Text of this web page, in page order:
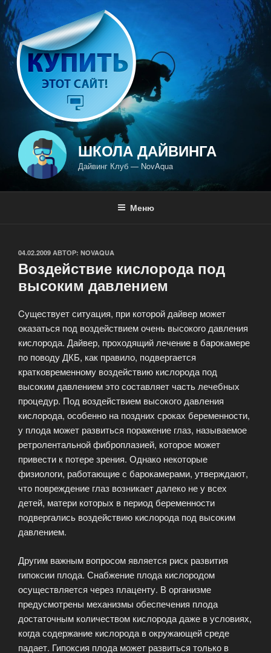
Перейти
к
содержимому
ШКОЛА ДАЙВИНГА
Дайвинг Клуб — NovAqua
Меню
ОПУБЛИКОВАНО
04.02.2009 АВТОР: NOVAQUA
Воздействие кислорода под
высоким давлением
Cуществует ситуация, при которой дайвер может
оказаться под воздействием очень высокого давления
кислорода. Дайвер, проходящий лечение в барокамере
по поводу ДКБ, как правило, подвергается
кратковременному воздействию кислорода под
высоким давлением это составляет часть лечебных
процедур. Под воздействием высокого давления
кислорода, особенно на поздних сроках беременности,
у плода может развиться поражение глаз, называемое
ретролентальной фиброплазией, которое может
привести к потере зрения. Однако некоторые
физиологи, работающие с барокамерами, утверждают,
что повреждение глаз возникает далеко не у всех
детей, матери которых в период беременности
подвергались воздействию кислорода под высоким
давлением.
Другим важным вопросом является риск развития
гипоксии плода. Снабжение плода кислородом
осуществляется через плаценту. В организме
предусмотрены механизмы обеспечения плода
достаточным количеством кислорода даже в условиях,
когда содержание кислорода в окружающей среде
падает. Гипоксия плода может развиться только в